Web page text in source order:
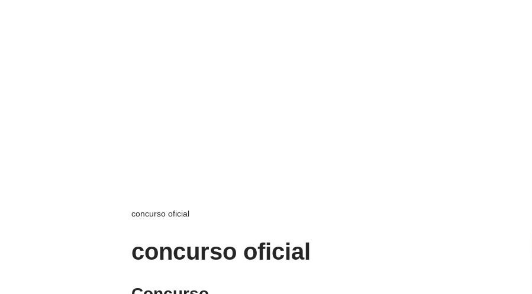
concurso oficial
concurso oficial